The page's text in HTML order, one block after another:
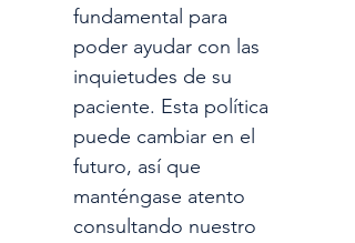
fundamental para
poder ayudar con las
inquietudes de su
paciente. Esta política
puede cambiar en el
futuro, así que
manténgase atento
consultando nuestro